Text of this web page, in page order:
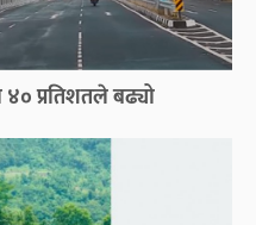
४० प्रतिशतले बढ्यो